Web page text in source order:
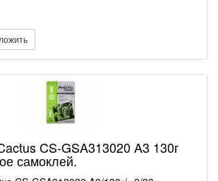
CS-GSA313020 A3 130г
самоклей.